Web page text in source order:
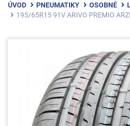
ÚVOD PNEUMATIKY OSOBNÉ
195/65R15 91V ARIVO PREMIO